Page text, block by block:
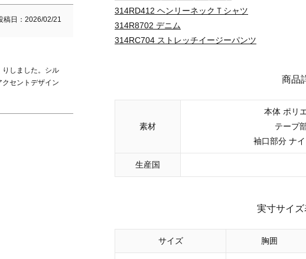
稿日 2026/02/21
しました。シル
セントデザイン
314RD412 ヘンリーネックＴシャツ
314R8702 デニム
314RC704 ストレッチイージーパンツ
商品
素材
本体 ポリ
テープ
袖口部分 ナ
生産国
実寸サイズ
サイズ 胸囲